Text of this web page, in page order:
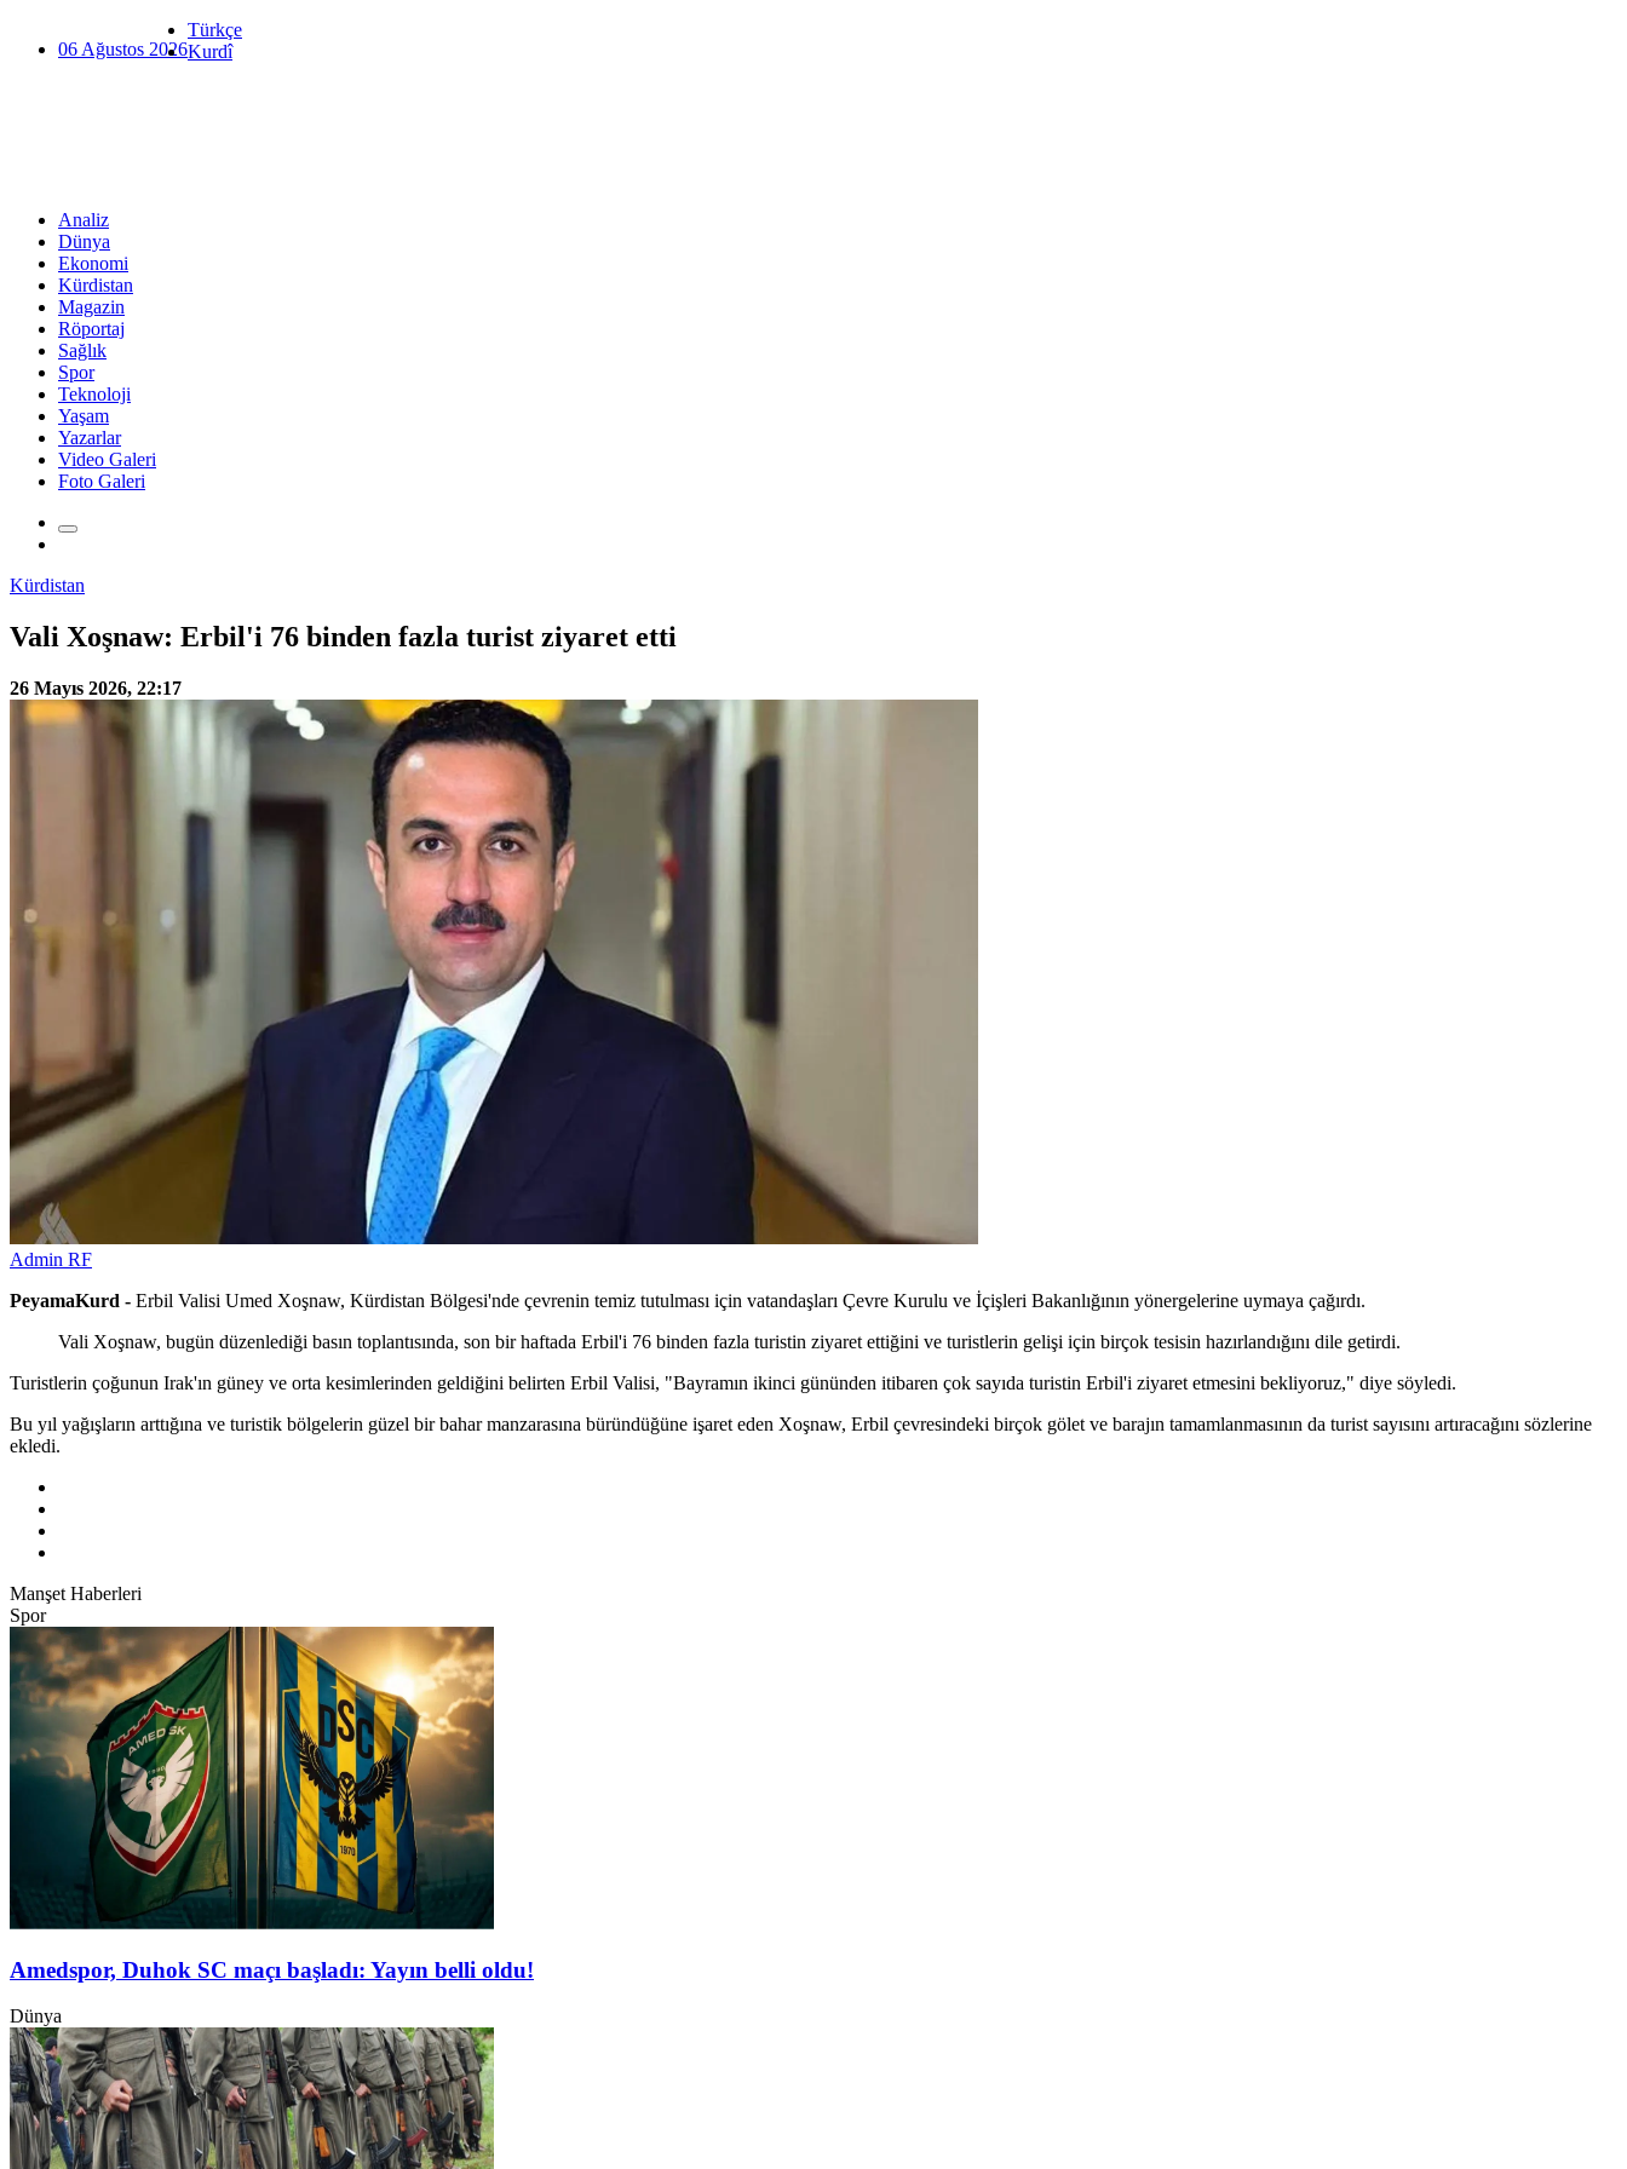
06 Ağustos 2026
Türkçe
Kurdî
Analiz
Dünya
Ekonomi
Kürdistan
Magazin
Röportaj
Sağlık
Spor
Teknoloji
Yaşam
Yazarlar
Video Galeri
Foto Galeri
Kürdistan
Vali Xoşnaw: Erbil'i 76 binden fazla turist ziyaret etti
26 Mayıs 2026, 22:17
Admin RF
PeyamaKurd - Erbil Valisi Umed Xoşnaw, Kürdistan Bölgesi'nde çevrenin temiz tutulması için vatandaşları Çevre Kurulu ve İçişleri Bakanlığının yönergelerine uymaya çağırdı.
Vali Xoşnaw, bugün düzenlediği basın toplantısında, son bir haftada Erbil'i 76 binden fazla turistin ziyaret ettiğini ve turistlerin gelişi için birçok tesisin hazırlandığını dile getirdi.
Turistlerin çoğunun Irak'ın güney ve orta kesimlerinden geldiğini belirten Erbil Valisi, "Bayramın ikinci gününden itibaren çok sayıda turistin Erbil'i ziyaret etmesini bekliyoruz," diye söyledi.
Bu yıl yağışların arttığına ve turistik bölgelerin güzel bir bahar manzarasına büründüğüne işaret eden Xoşnaw, Erbil çevresindeki birçok gölet ve barajın tamamlanmasının da turist sayısını artıracağını sözlerine
ekledi.
Manşet Haberleri
Spor
Amedspor, Duhok SC maçı başladı: Yayın belli oldu!
Dünya